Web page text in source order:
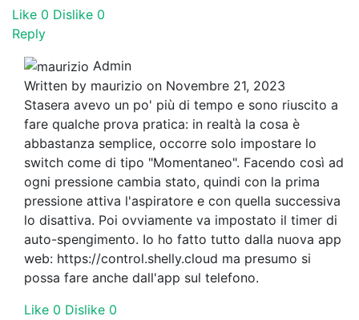
Like 0 Dislike 0
Reply
Admin
Written by maurizio on Novembre 21, 2023
Stasera avevo un po' più di tempo e sono riuscito a
fare qualche prova pratica: in realtà la cosa è
abbastanza semplice, occorre solo impostare lo
switch come di tipo "Momentaneo". Facendo così ad
ogni pressione cambia stato, quindi con la prima
pressione attiva l'aspiratore e con quella successiva
lo disattiva. Poi ovviamente va impostato il timer di
auto-spengimento. Io ho fatto tutto dalla nuova app
web: https://control.shelly.cloud ma presumo si
possa fare anche dall'app sul telefono.
Like 0 Dislike 0